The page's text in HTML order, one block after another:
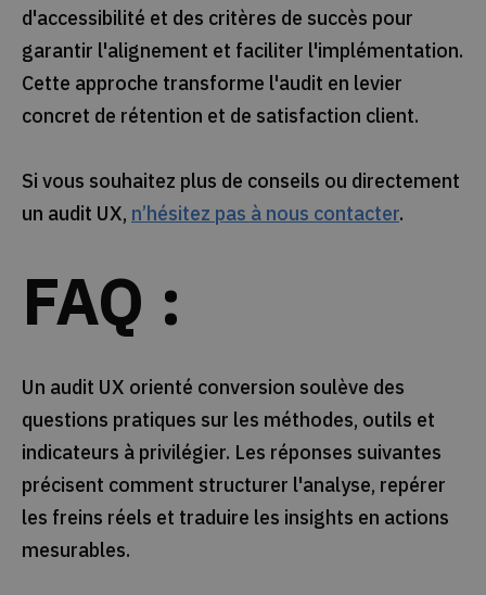
d'accessibilité et des critères de succès pour
garantir l'alignement et faciliter l'implémentation.
Cette approche transforme l'audit en levier
concret de rétention et de satisfaction client.
Si vous souhaitez plus de conseils ou directement
un audit UX, n’hésitez pas à nous contacter.
FAQ :
Un audit UX orienté conversion soulève des
questions pratiques sur les méthodes, outils et
indicateurs à privilégier. Les réponses suivantes
précisent comment structurer l'analyse, repérer
les freins réels et traduire les insights en actions
mesurables.